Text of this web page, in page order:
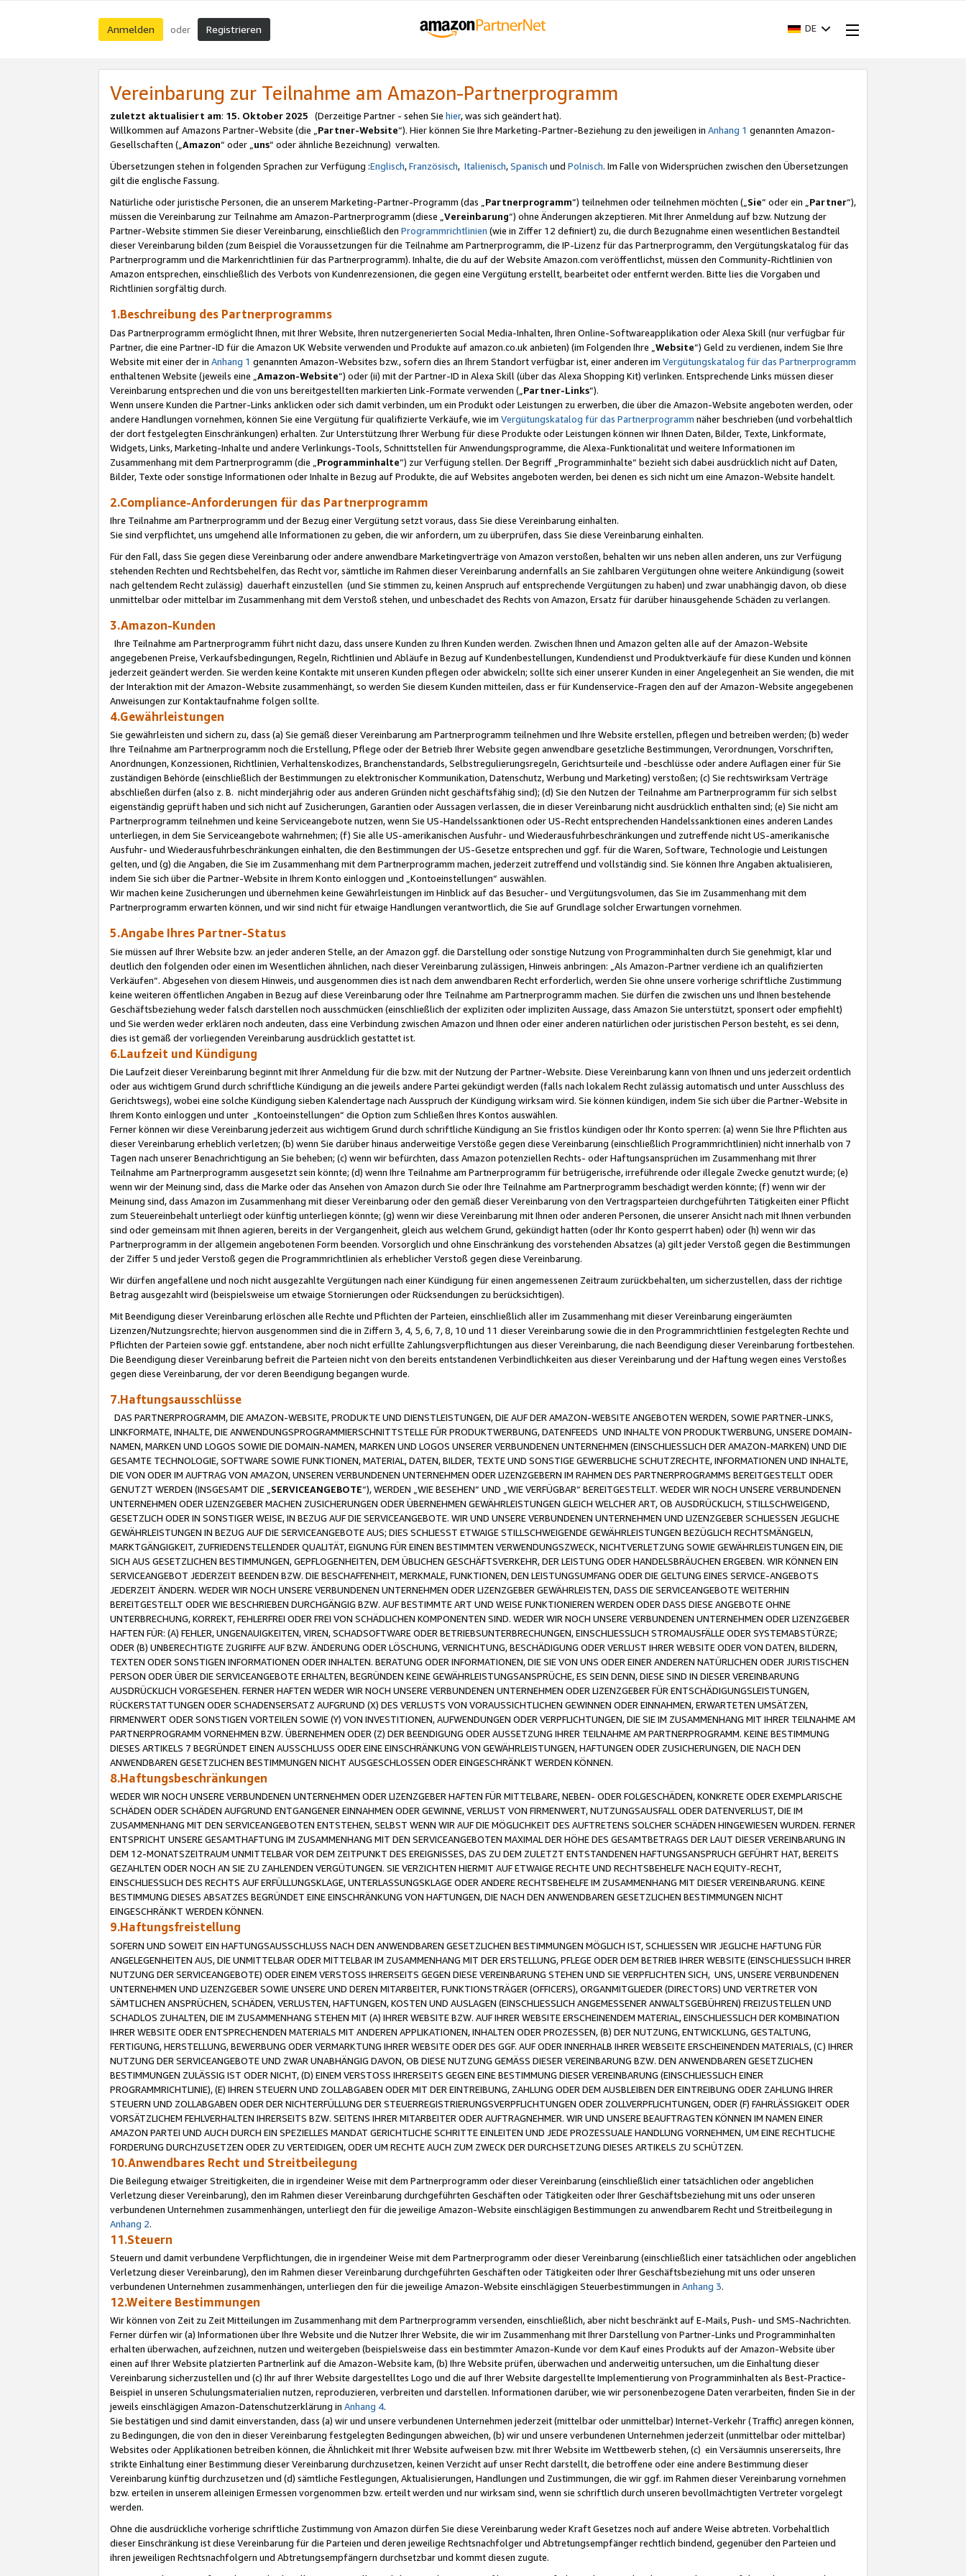
Anmelden oder Registrieren DE
Vereinbarung zur Teilnahme am Amazon-Partnerprogramm
zuletzt aktualisiert am: 15. Oktober 2025 (Derzeitige Partner - sehen Sie hier, was sich geändert hat).
Willkommen auf Amazons Partner-Website (die „Partner-Website“). Hier können Sie Ihre Marketing-Partner-Beziehung zu den jeweiligen in Anhang 1 genannten Amazon-
Gesellschaften („Amazon“ oder „uns“ oder ähnliche Bezeichnung) verwalten.
Übersetzungen stehen in folgenden Sprachen zur Verfügung :Englisch,Französisch, Italienisch,Spanisch und Polnisch. Im Falle von Widersprüchen zwischen den Übersetzungen
gilt die englische Fassung.
Natürliche oder juristische Personen, die an unserem Marketing-Partner-Programm (das „Partnerprogramm“) teilnehmen oder teilnehmen möchten („Sie“ oder ein „Partner“),
müssen die Vereinbarung zur Teilnahme am Amazon-Partnerprogramm (diese „Vereinbarung“) ohne Änderungen akzeptieren. Mit Ihrer Anmeldung auf bzw. Nutzung der
Partner-Website stimmen Sie dieser Vereinbarung, einschließlich den Programmrichtlinien (wie in Ziffer 12 definiert) zu, die durch Bezugnahme einen wesentlichen Bestandteil
dieser Vereinbarung bilden (zum Beispiel die Voraussetzungen für die Teilnahme am Partnerprogramm, die IP-Lizenz für das Partnerprogramm, den Vergütungskatalog für das
Partnerprogramm und die Markenrichtlinien für das Partnerprogramm). Inhalte, die du auf der Website Amazon.com veröffentlichst, müssen den Community-Richtlinien von
Amazon entsprechen, einschließlich des Verbots von Kundenrezensionen, die gegen eine Vergütung erstellt, bearbeitet oder entfernt werden. Bitte lies die Vorgaben und
Richtlinien sorgfältig durch.
1.Beschreibung des Partnerprogramms
Das Partnerprogramm ermöglicht Ihnen, mit Ihrer Website, Ihren nutzergenerierten Social Media-Inhalten, Ihren Online-Softwareapplikation oder Alexa Skill (nur verfügbar für
Partner, die eine Partner-ID für die Amazon UK Website verwenden und Produkte auf amazon.co.uk anbieten) (im Folgenden Ihre „ Website“) Geld zu verdienen, indem Sie Ihre
Website mit einer der in Anhang 1 genannten Amazon-Websites bzw., sofern dies an Ihrem Standort verfügbar ist, einer anderen im Vergütungskatalog für das Partnerprogramm
enthaltenen Website (jeweils eine „ Amazon-Website“) oder (ii) mit der Partner-ID in Alexa Skill (über das Alexa Shopping Kit) verlinken. Entsprechende Links müssen dieser
Vereinbarung entsprechen und die von uns bereitgestellten markierten Link-Formate verwenden („ Partner-Links“).
Wenn unsere Kunden die Partner-Links anklicken oder sich damit verbinden, um ein Produkt oder Leistungen zu erwerben, die über die Amazon-Website angeboten werden, oder
andere Handlungen vornehmen, können Sie eine Vergütung für qualifizierte Verkäufe, wie im Vergütungskatalog für das Partnerprogramm näher beschrieben (und vorbehaltlich
der dort festgelegten Einschränkungen) erhalten. Zur Unterstützung Ihrer Werbung für diese Produkte oder Leistungen können wir Ihnen Daten, Bilder, Texte, Linkformate,
Widgets, Links, Marketing-Inhalte und andere Verlinkungs-Tools, Schnittstellen für Anwendungsprogramme, die Alexa-Funktionalität und weitere Informationen im
Zusammenhang mit dem Partnerprogramm (die „ Programminhalte“) zur Verfügung stellen. Der Begriff „Programminhalte“ bezieht sich dabei ausdrücklich nicht auf Daten,
Bilder, Texte oder sonstige Informationen oder Inhalte in Bezug auf Produkte, die auf Websites angeboten werden, bei denen es sich nicht um eine Amazon-Website handelt.
2.Compliance-Anforderungen für das Partnerprogramm
Ihre Teilnahme am Partnerprogramm und der Bezug einer Vergütung setzt voraus, dass Sie diese Vereinbarung einhalten.
Sie sind verpflichtet, uns umgehend alle Informationen zu geben, die wir anfordern, um zu überprüfen, dass Sie diese Vereinbarung einhalten.
Für den Fall, dass Sie gegen diese Vereinbarung oder andere anwendbare Marketingverträge von Amazon verstoßen, behalten wir uns neben allen anderen, uns zur Verfügung
stehenden Rechten und Rechtsbehelfen, das Recht vor, sämtliche im Rahmen dieser Vereinbarung andernfalls an Sie zahlbaren Vergütungen ohne weitere Ankündigung (soweit
nach geltendem Recht zulässig) dauerhaft einzustellen (und Sie stimmen zu, keinen Anspruch auf entsprechende Vergütungen zu haben) und zwar unabhängig davon, ob diese
unmittelbar oder mittelbar im Zusammenhang mit dem Verstoß stehen, und unbeschadet des Rechts von Amazon, Ersatz für darüber hinausgehende Schäden zu verlangen.
3.Amazon-Kunden
Ihre Teilnahme am Partnerprogramm führt nicht dazu, dass unsere Kunden zu Ihren Kunden werden. Zwischen Ihnen und Amazon gelten alle auf der Amazon-Website
angegebenen Preise, Verkaufsbedingungen, Regeln, Richtlinien und Abläufe in Bezug auf Kundenbestellungen, Kundendienst und Produktverkäufe für diese Kunden und können
jederzeit geändert werden. Sie werden keine Kontakte mit unseren Kunden pflegen oder abwickeln; sollte sich einer unserer Kunden in einer Angelegenheit an Sie wenden, die mit
der Interaktion mit der Amazon-Website zusammenhängt, so werden Sie diesem Kunden mitteilen, dass er für Kundenservice-Fragen den auf der Amazon-Website angegebenen
Anweisungen zur Kontaktaufnahme folgen sollte.
4.Gewährleistungen
Sie gewährleisten und sichern zu, dass (a) Sie gemäß dieser Vereinbarung am Partnerprogramm teilnehmen und Ihre Website erstellen, pflegen und betreiben werden; (b) weder
Ihre Teilnahme am Partnerprogramm noch die Erstellung, Pflege oder der Betrieb Ihrer Website gegen anwendbare gesetzliche Bestimmungen, Verordnungen, Vorschriften,
Anordnungen, Konzessionen, Richtlinien, Verhaltenskodizes, Branchenstandards, Selbstregulierungsregeln, Gerichtsurteile und -beschlüsse oder andere Auflagen einer für Sie
zuständigen Behörde (einschließlich der Bestimmungen zu elektronischer Kommunikation, Datenschutz, Werbung und Marketing) verstoßen; (c) Sie rechtswirksam Verträge
abschließen dürfen (also z. B. nicht minderjährig oder aus anderen Gründen nicht geschäftsfähig sind); (d) Sie den Nutzen der Teilnahme am Partnerprogramm für sich selbst
eigenständig geprüft haben und sich nicht auf Zusicherungen, Garantien oder Aussagen verlassen, die in dieser Vereinbarung nicht ausdrücklich enthalten sind; (e) Sie nicht am
Partnerprogramm teilnehmen und keine Serviceangebote nutzen, wenn Sie US-Handelssanktionen oder US-Recht entsprechenden Handelssanktionen eines anderen Landes
unterliegen, in dem Sie Serviceangebote wahrnehmen; (f) Sie alle US-amerikanischen Ausfuhr- und Wiederausfuhrbeschränkungen und zutreffende nicht US-amerikanische
Ausfuhr- und Wiederausfuhrbeschränkungen einhalten, die den Bestimmungen der US-Gesetze entsprechen und ggf. für die Waren, Software, Technologie und Leistungen
gelten, und (g) die Angaben, die Sie im Zusammenhang mit dem Partnerprogramm machen, jederzeit zutreffend und vollständig sind. Sie können Ihre Angaben aktualisieren,
indem Sie sich über die Partner-Website in Ihrem Konto einloggen und „Kontoeinstellungen“ auswählen.
Wir machen keine Zusicherungen und übernehmen keine Gewährleistungen im Hinblick auf das Besucher- und Vergütungsvolumen, das Sie im Zusammenhang mit dem
Partnerprogramm erwarten können, und wir sind nicht für etwaige Handlungen verantwortlich, die Sie auf Grundlage solcher Erwartungen vornehmen.
5.Angabe Ihres Partner-Status
Sie müssen auf Ihrer Website bzw. an jeder anderen Stelle, an der Amazon ggf. die Darstellung oder sonstige Nutzung von Programminhalten durch Sie genehmigt, klar und
deutlich den folgenden oder einen im Wesentlichen ähnlichen, nach dieser Vereinbarung zulässigen, Hinweis anbringen: „Als Amazon-Partner verdiene ich an qualifizierten
Verkäufen“. Abgesehen von diesem Hinweis, und ausgenommen dies ist nach dem anwendbaren Recht erforderlich, werden Sie ohne unsere vorherige schriftliche Zustimmung
keine weiteren öffentlichen Angaben in Bezug auf diese Vereinbarung oder Ihre Teilnahme am Partnerprogramm machen. Sie dürfen die zwischen uns und Ihnen bestehende
Geschäftsbeziehung weder falsch darstellen noch ausschmücken (einschließlich der expliziten oder impliziten Aussage, dass Amazon Sie unterstützt, sponsert oder empfiehlt)
und Sie werden weder erklären noch andeuten, dass eine Verbindung zwischen Amazon und Ihnen oder einer anderen natürlichen oder juristischen Person besteht, es sei denn,
dies ist gemäß der vorliegenden Vereinbarung ausdrücklich gestattet ist.
6.Laufzeit und Kündigung
Die Laufzeit dieser Vereinbarung beginnt mit Ihrer Anmeldung für die bzw. mit der Nutzung der Partner-Website. Diese Vereinbarung kann von Ihnen und uns jederzeit ordentlich
oder aus wichtigem Grund durch schriftliche Kündigung an die jeweils andere Partei gekündigt werden (falls nach lokalem Recht zulässig automatisch und unter Ausschluss des
Gerichtswegs), wobei eine solche Kündigung sieben Kalendertage nach Ausspruch der Kündigung wirksam wird. Sie können kündigen, indem Sie sich über die Partner-Website in
Ihrem Konto einloggen und unter „Kontoeinstellungen“ die Option zum Schließen Ihres Kontos auswählen.
Ferner können wir diese Vereinbarung jederzeit aus wichtigem Grund durch schriftliche Kündigung an Sie fristlos kündigen oder Ihr Konto sperren: (a) wenn Sie Ihre Pflichten aus
dieser Vereinbarung erheblich verletzen; (b) wenn Sie darüber hinaus anderweitige Verstöße gegen diese Vereinbarung (einschließlich Programmrichtlinien) nicht innerhalb von 7
Tagen nach unserer Benachrichtigung an Sie beheben; (c) wenn wir befürchten, dass Amazon potenziellen Rechts- oder Haftungsansprüchen im Zusammenhang mit Ihrer
Teilnahme am Partnerprogramm ausgesetzt sein könnte; (d) wenn Ihre Teilnahme am Partnerprogramm für betrügerische, irreführende oder illegale Zwecke genutzt wurde; (e)
wenn wir der Meinung sind, dass die Marke oder das Ansehen von Amazon durch Sie oder Ihre Teilnahme am Partnerprogramm beschädigt werden könnte; (f) wenn wir der
Meinung sind, dass Amazon im Zusammenhang mit dieser Vereinbarung oder den gemäß dieser Vereinbarung von den Vertragsparteien durchgeführten Tätigkeiten einer Pflicht
zum Steuereinbehalt unterliegt oder künftig unterliegen könnte; (g) wenn wir diese Vereinbarung mit Ihnen oder anderen Personen, die unserer Ansicht nach mit Ihnen verbunden
sind oder gemeinsam mit Ihnen agieren, bereits in der Vergangenheit, gleich aus welchem Grund, gekündigt hatten (oder Ihr Konto gesperrt haben) oder (h) wenn wir das
Partnerprogramm in der allgemein angebotenen Form beenden. Vorsorglich und ohne Einschränkung des vorstehenden Absatzes (a) gilt jeder Verstoß gegen die Bestimmungen
der Ziffer 5 und jeder Verstoß gegen die Programmrichtlinien als erheblicher Verstoß gegen diese Vereinbarung.
Wir dürfen angefallene und noch nicht ausgezahlte Vergütungen nach einer Kündigung für einen angemessenen Zeitraum zurückbehalten, um sicherzustellen, dass der richtige
Betrag ausgezahlt wird (beispielsweise um etwaige Stornierungen oder Rücksendungen zu berücksichtigen).
Mit Beendigung dieser Vereinbarung erlöschen alle Rechte und Pflichten der Parteien, einschließlich aller im Zusammenhang mit dieser Vereinbarung eingeräumten
Lizenzen/Nutzungsrechte; hiervon ausgenommen sind die in Ziffern 3, 4, 5, 6, 7, 8, 10 und 11 dieser Vereinbarung sowie die in den Programmrichtlinien festgelegten Rechte und
Pflichten der Parteien sowie ggf. entstandene, aber noch nicht erfüllte Zahlungsverpflichtungen aus dieser Vereinbarung, die nach Beendigung dieser Vereinbarung fortbestehen.
Die Beendigung dieser Vereinbarung befreit die Parteien nicht von den bereits entstandenen Verbindlichkeiten aus dieser Vereinbarung und der Haftung wegen eines Verstoßes
gegen diese Vereinbarung, der vor deren Beendigung begangen wurde.
7.Haftungsausschlüsse
DAS PARTNERPROGRAMM, DIE AMAZON-WEBSITE, PRODUKTE UND DIENSTLEISTUNGEN, DIE AUF DER AMAZON-WEBSITE ANGEBOTEN WERDEN, SOWIE PARTNER-LINKS,
LINKFORMATE, INHALTE, DIE ANWENDUNGSPROGRAMMIERSCHNITTSTELLE FÜR PRODUKTWERBUNG, DATENFEEDS UND INHALTE VON PRODUKTWERBUNG, UNSERE DOMAIN-
NAMEN, MARKEN UND LOGOS SOWIE DIE DOMAIN-NAMEN, MARKEN UND LOGOS UNSERER VERBUNDENEN UNTERNEHMEN (EINSCHLIESSLICH DER AMAZON-MARKEN) UND DIE
GESAMTE TECHNOLOGIE, SOFTWARE SOWIE FUNKTIONEN, MATERIAL, DATEN, BILDER, TEXTE UND SONSTIGE GEWERBLICHE SCHUTZRECHTE, INFORMATIONEN UND INHALTE,
DIE VON ODER IM AUFTRAG VON AMAZON, UNSEREN VERBUNDENEN UNTERNEHMEN ODER LIZENZGEBERN IM RAHMEN DES PARTNERPROGRAMMS BEREITGESTELLT ODER
GENUTZT WERDEN (INSGESAMT DIE „ SERVICEANGEBOTE“), WERDEN „WIE BESEHEN“ UND „WIE VERFÜGBAR“ BEREITGESTELLT. WEDER WIR NOCH UNSERE VERBUNDENEN
UNTERNEHMEN ODER LIZENZGEBER MACHEN ZUSICHERUNGEN ODER ÜBERNEHMEN GEWÄHRLEISTUNGEN GLEICH WELCHER ART, OB AUSDRÜCKLICH, STILLSCHWEIGEND,
GESETZLICH ODER IN SONSTIGER WEISE, IN BEZUG AUF DIE SERVICEANGEBOTE. WIR UND UNSERE VERBUNDENEN UNTERNEHMEN UND LIZENZGEBER SCHLIESSEN JEGLICHE
GEWÄHRLEISTUNGEN IN BEZUG AUF DIE SERVICEANGEBOTE AUS; DIES SCHLIESST ETWAIGE STILLSCHWEIGENDE GEWÄHRLEISTUNGEN BEZÜGLICH RECHTSMÄNGELN,
MARKTGÄNGIGKEIT, ZUFRIEDENSTELLENDER QUALITÄT, EIGNUNG FÜR EINEN BESTIMMTEN VERWENDUNGSZWECK, NICHTVERLETZUNG SOWIE GEWÄHRLEISTUNGEN EIN, DIE
SICH AUS GESETZLICHEN BESTIMMUNGEN, GEPFLOGENHEITEN, DEM ÜBLICHEN GESCHÄFTSVERKEHR, DER LEISTUNG ODER HANDELSBRÄUCHEN ERGEBEN. WIR KÖNNEN EIN
SERVICEANGEBOT JEDERZEIT BEENDEN BZW. DIE BESCHAFFENHEIT, MERKMALE, FUNKTIONEN, DEN LEISTUNGSUMFANG ODER DIE GELTUNG EINES SERVICE-ANGEBOTS
JEDERZEIT ÄNDERN. WEDER WIR NOCH UNSERE VERBUNDENEN UNTERNEHMEN ODER LIZENZGEBER GEWÄHRLEISTEN, DASS DIE SERVICEANGEBOTE WEITERHIN
BEREITGESTELLT ODER WIE BESCHRIEBEN DURCHGÄNGIG BZW. AUF BESTIMMTE ART UND WEISE FUNKTIONIEREN WERDEN ODER DASS DIESE ANGEBOTE OHNE
UNTERBRECHUNG, KORREKT, FEHLERFREI ODER FREI VON SCHÄDLICHEN KOMPONENTEN SIND. WEDER WIR NOCH UNSERE VERBUNDENEN UNTERNEHMEN ODER LIZENZGEBER
HAFTEN FÜR: (A) FEHLER, UNGENAUIGKEITEN, VIREN, SCHADSOFTWARE ODER BETRIEBSUNTERBRECHUNGEN, EINSCHLIESSLICH STROMAUSFÄLLE ODER SYSTEMABSTÜRZE;
ODER (B) UNBERECHTIGTE ZUGRIFFE AUF BZW. ÄNDERUNG ODER LÖSCHUNG, VERNICHTUNG, BESCHÄDIGUNG ODER VERLUST IHRER WEBSITE ODER VON DATEN, BILDERN,
TEXTEN ODER SONSTIGEN INFORMATIONEN ODER INHALTEN. BERATUNG ODER INFORMATIONEN, DIE SIE VON UNS ODER EINER ANDEREN NATÜRLICHEN ODER JURISTISCHEN
PERSON ODER ÜBER DIE SERVICEANGEBOTE ERHALTEN, BEGRÜNDEN KEINE GEWÄHRLEISTUNGSANSPRÜCHE, ES SEIN DENN, DIESE SIND IN DIESER VEREINBARUNG
AUSDRÜCKLICH VORGESEHEN. FERNER HAFTEN WEDER WIR NOCH UNSERE VERBUNDENEN UNTERNEHMEN ODER LIZENZGEBER FÜR ENTSCHÄDIGUNGSLEISTUNGEN,
RÜCKERSTATTUNGEN ODER SCHADENSERSATZ AUFGRUND (X) DES VERLUSTS VON VORAUSSICHTLICHEN GEWINNEN ODER EINNAHMEN, ERWARTETEN UMSÄTZEN,
FIRMENWERT ODER SONSTIGEN VORTEILEN SOWIE (Y) VON INVESTITIONEN, AUFWENDUNGEN ODER VERPFLICHTUNGEN, DIE SIE IM ZUSAMMENHANG MIT IHRER TEILNAHME AM
PARTNERPROGRAMM VORNEHMEN BZW. ÜBERNEHMEN ODER (Z) DER BEENDIGUNG ODER AUSSETZUNG IHRER TEILNAHME AM PARTNERPROGRAMM. KEINE BESTIMMUNG
DIESES ARTIKELS 7 BEGRÜNDET EINEN AUSSCHLUSS ODER EINE EINSCHRÄNKUNG VON GEWÄHRLEISTUNGEN, HAFTUNGEN ODER ZUSICHERUNGEN, DIE NACH DEN
ANWENDBAREN GESETZLICHEN BESTIMMUNGEN NICHT AUSGESCHLOSSEN ODER EINGESCHRÄNKT WERDEN KÖNNEN.
8.Haftungsbeschränkungen
WEDER WIR NOCH UNSERE VERBUNDENEN UNTERNEHMEN ODER LIZENZGEBER HAFTEN FÜR MITTELBARE, NEBEN- ODER FOLGESCHÄDEN, KONKRETE ODER EXEMPLARISCHE
SCHÄDEN ODER SCHÄDEN AUFGRUND ENTGANGENER EINNAHMEN ODER GEWINNE, VERLUST VON FIRMENWERT, NUTZUNGSAUSFALL ODER DATENVERLUST, DIE IM
ZUSAMMENHANG MIT DEN SERVICEANGEBOTEN ENTSTEHEN, SELBST WENN WIR AUF DIE MÖGLICHKEIT DES AUFTRETENS SOLCHER SCHÄDEN HINGEWIESEN WURDEN. FERNER
ENTSPRICHT UNSERE GESAMTHAFTUNG IM ZUSAMMENHANG MIT DEN SERVICEANGEBOTEN MAXIMAL DER HÖHE DES GESAMTBETRAGS DER LAUT DIESER VEREINBARUNG IN
DEM 12-MONATSZEITRAUM UNMITTELBAR VOR DEM ZEITPUNKT DES EREIGNISSES, DAS ZU DEM ZULETZT ENTSTANDENEN HAFTUNGSANSPRUCH GEFÜHRT HAT, BEREITS
GEZAHLTEN ODER NOCH AN SIE ZU ZAHLENDEN VERGÜTUNGEN. SIE VERZICHTEN HIERMIT AUF ETWAIGE RECHTE UND RECHTSBEHELFE NACH EQUITY-RECHT,
EINSCHLIESSLICH DES RECHTS AUF ERFÜLLUNGSKLAGE, UNTERLASSUNGSKLAGE ODER ANDERE RECHTSBEHELFE IM ZUSAMMENHANG MIT DIESER VEREINBARUNG. KEINE
BESTIMMUNG DIESES ABSATZES BEGRÜNDET EINE EINSCHRÄNKUNG VON HAFTUNGEN, DIE NACH DEN ANWENDBAREN GESETZLICHEN BESTIMMUNGEN NICHT
EINGESCHRÄNKT WERDEN KÖNNEN.
9.Haftungsfreistellung
SOFERN UND SOWEIT EIN HAFTUNGSAUSSCHLUSS NACH DEN ANWENDBAREN GESETZLICHEN BESTIMMUNGEN MÖGLICH IST, SCHLIESSEN WIR JEGLICHE HAFTUNG FÜR
ANGELEGENHEITEN AUS, DIE UNMITTELBAR ODER MITTELBAR IM ZUSAMMENHANG MIT DER ERSTELLUNG, PFLEGE ODER DEM BETRIEB IHRER WEBSITE (EINSCHLIESSLICH IHRER
NUTZUNG DER SERVICEANGEBOTE) ODER EINEM VERSTOSS IHRERSEITS GEGEN DIESE VEREINBARUNG STEHEN UND SIE VERPFLICHTEN SICH, UNS, UNSERE VERBUNDENEN
UNTERNEHMEN UND LIZENZGEBER SOWIE UNSERE UND DEREN MITARBEITER, FUNKTIONSTRÄGER (OFFICERS), ORGANMITGLIEDER (DIRECTORS) UND VERTRETER VON
SÄMTLICHEN ANSPRÜCHEN, SCHÄDEN, VERLUSTEN, HAFTUNGEN, KOSTEN UND AUSLAGEN (EINSCHLIESSLICH ANGEMESSENER ANWALTSGEBÜHREN) FREIZUSTELLEN UND
SCHADLOS ZUHALTEN, DIE IM ZUSAMMENHANG STEHEN MIT (A) IHRER WEBSITE BZW. AUF IHRER WEBSITE ERSCHEINENDEM MATERIAL, EINSCHLIESSLICH DER KOMBINATION
IHRER WEBSITE ODER ENTSPRECHENDEN MATERIALS MIT ANDEREN APPLIKATIONEN, INHALTEN ODER PROZESSEN, (B) DER NUTZUNG, ENTWICKLUNG, GESTALTUNG,
FERTIGUNG, HERSTELLUNG, BEWERBUNG ODER VERMARKTUNG IHRER WEBSITE ODER DES GGF. AUF ODER INNERHALB IHRER WEBSEITE ERSCHEINENDEN MATERIALS, (C) IHRER
NUTZUNG DER SERVICEANGEBOTE UND ZWAR UNABHÄNGIG DAVON, OB DIESE NUTZUNG GEMÄSS DIESER VEREINBARUNG BZW. DEN ANWENDBAREN GESETZLICHEN
BESTIMMUNGEN ZULÄSSIG IST ODER NICHT, (D) EINEM VERSTOSS IHRERSEITS GEGEN EINE BESTIMMUNG DIESER VEREINBARUNG (EINSCHLIESSLICH EINER
PROGRAMMRICHTLINIE), (E) IHREN STEUERN UND ZOLLABGABEN ODER MIT DER EINTREIBUNG, ZAHLUNG ODER DEM AUSBLEIBEN DER EINTREIBUNG ODER ZAHLUNG IHRER
STEUERN UND ZOLLABGABEN ODER DER NICHTERFÜLLUNG DER STEUERREGISTRIERUNGSVERPFLICHTUNGEN ODER ZOLLVERPFLICHTUNGEN, ODER (F) FAHRLÄSSIGKEIT ODER
VORSÄTZLICHEM FEHLVERHALTEN IHRERSEITS BZW. SEITENS IHRER MITARBEITER ODER AUFTRAGNEHMER. WIR UND UNSERE BEAUFTRAGTEN KÖNNEN IM NAMEN EINER
AMAZON PARTEI UND AUCH DURCH EIN SPEZIELLES MANDAT GERICHTLICHE SCHRITTE EINLEITEN UND JEDE PROZESSUALE HANDLUNG VORNEHMEN, UM EINE RECHTLICHE
FORDERUNG DURCHZUSETZEN ODER ZU VERTEIDIGEN, ODER UM RECHTE AUCH ZUM ZWECK DER DURCHSETZUNG DIESES ARTIKELS ZU SCHÜTZEN.
10.Anwendbares Recht und Streitbeilegung
Die Beilegung etwaiger Streitigkeiten, die in irgendeiner Weise mit dem Partnerprogramm oder dieser Vereinbarung (einschließlich einer tatsächlichen oder angeblichen
Verletzung dieser Vereinbarung), den im Rahmen dieser Vereinbarung durchgeführten Geschäften oder Tätigkeiten oder Ihrer Geschäftsbeziehung mit uns oder unseren
verbundenen Unternehmen zusammenhängen, unterliegt den für die jeweilige Amazon-Website einschlägigen Bestimmungen zu anwendbarem Recht und Streitbeilegung in
Anhang 2.
11.Steuern
Steuern und damit verbundene Verpflichtungen, die in irgendeiner Weise mit dem Partnerprogramm oder dieser Vereinbarung (einschließlich einer tatsächlichen oder angeblichen
Verletzung dieser Vereinbarung), den im Rahmen dieser Vereinbarung durchgeführten Geschäften oder Tätigkeiten oder Ihrer Geschäftsbeziehung mit uns oder unseren
verbundenen Unternehmen zusammenhängen, unterliegen den für die jeweilige Amazon-Website einschlägigen Steuerbestimmungen in Anhang 3.
12.Weitere Bestimmungen
Wir können von Zeit zu Zeit Mitteilungen im Zusammenhang mit dem Partnerprogramm versenden, einschließlich, aber nicht beschränkt auf E-Mails, Push- und SMS-Nachrichten.
Ferner dürfen wir (a) Informationen über Ihre Website und die Nutzer Ihrer Website, die wir im Zusammenhang mit Ihrer Darstellung von Partner-Links und Programminhalten
erhalten überwachen, aufzeichnen, nutzen und weitergeben (beispielsweise dass ein bestimmter Amazon-Kunde vor dem Kauf eines Produkts auf der Amazon-Website über
einen auf Ihrer Website platzierten Partnerlink auf die Amazon-Website kam, (b) Ihre Website prüfen, überwachen und anderweitig untersuchen, um die Einhaltung dieser
Vereinbarung sicherzustellen und (c) Ihr auf Ihrer Website dargestelltes Logo und die auf Ihrer Website dargestellte Implementierung von Programminhalten als Best-Practice-
Beispiel in unseren Schulungsmaterialien nutzen, reproduzieren, verbreiten und darstellen. Informationen darüber, wie wir personenbezogene Daten verarbeiten, finden Sie in der
jeweils einschlägigen Amazon-Datenschutzerklärung in Anhang 4.
Sie bestätigen und sind damit einverstanden, dass (a) wir und unsere verbundenen Unternehmen jederzeit (mittelbar oder unmittelbar) Internet-Verkehr (Traffic) anregen können,
zu Bedingungen, die von den in dieser Vereinbarung festgelegten Bedingungen abweichen, (b) wir und unsere verbundenen Unternehmen jederzeit (unmittelbar oder mittelbar)
Websites oder Applikationen betreiben können, die Ähnlichkeit mit Ihrer Website aufweisen bzw. mit Ihrer Website im Wettbewerb stehen, (c) ein Versäumnis unsererseits, Ihre
strikte Einhaltung einer Bestimmung dieser Vereinbarung durchzusetzen, keinen Verzicht auf unser Recht darstellt, die betroffene oder eine andere Bestimmung dieser
Vereinbarung künftig durchzusetzen und (d) sämtliche Festlegungen, Aktualisierungen, Handlungen und Zustimmungen, die wir ggf. im Rahmen dieser Vereinbarung vornehmen
bzw. erteilen in unserem alleinigen Ermessen vorgenommen bzw. erteilt werden und nur wirksam sind, wenn sie schriftlich durch unseren bevollmächtigten Vertreter vorgelegt
werden.
Ohne die ausdrückliche vorherige schriftliche Zustimmung von Amazon dürfen Sie diese Vereinbarung weder Kraft Gesetzes noch auf andere Weise abtreten. Vorbehaltlich
dieser Einschränkung ist diese Vereinbarung für die Parteien und deren jeweilige Rechtsnachfolger und Abtretungsempfänger rechtlich bindend, gegenüber den Parteien und
ihren jeweiligen Rechtsnachfolgern und Abtretungsempfängern durchsetzbar und kommt diesen zugute.